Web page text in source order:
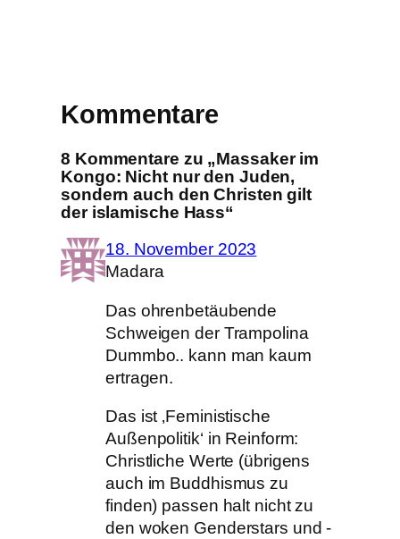
Kommentare
8 Kommentare zu „Massaker im
Kongo: Nicht nur den Juden,
sondern auch den Christen gilt
der islamische Hass“
18. November 2023
Madara
Das ohrenbetäubende
Schweigen der Trampolina
Dummbo.. kann man kaum
ertragen.
Das ist ‚Feministische
Außenpolitik‘ in Reinform:
Christliche Werte (übrigens
auch im Buddhismus zu
finden) passen halt nicht zu
den woken Genderstars und -